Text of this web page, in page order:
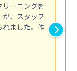
リーニングを
、スタッフ
れました。作